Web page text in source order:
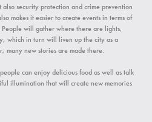
security protection and crime prevention
makes it easier to create events in terms of
will gather where there are lights,
which in turn will liven up the city as a
many new stories are made there.
can enjoy delicious food as well as talk
illumination that will create new memories